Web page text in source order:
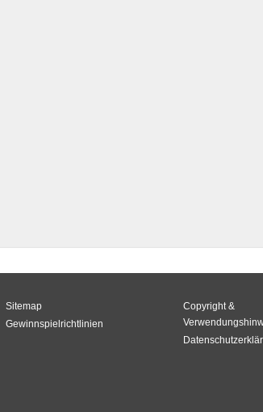
Sitemap
Gewinnspielrichtlinien
Copyright &